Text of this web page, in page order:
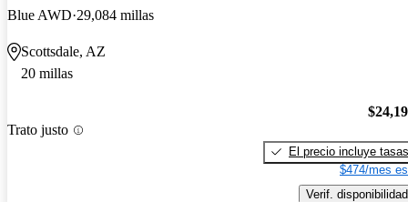
Blue AWD 29,084 millas
Scottsdale, AZ
20 millas
Trato justo
El precio incluye tasas
$474/mes
Verif. disponibilidad